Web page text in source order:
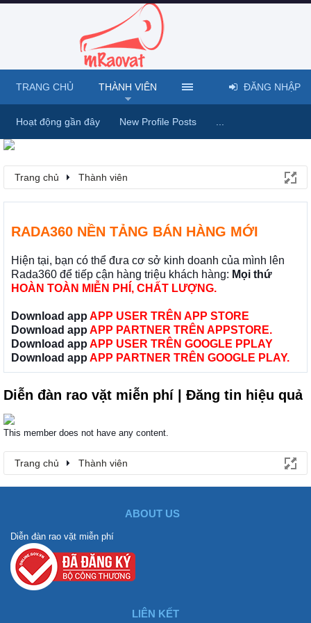
Trang chủ Thành viên
RADA360 NỀN TẢNG BÁN HÀNG MỚI
Hiện tại, bạn có thể đưa cơ sở kinh doanh của mình lên
Rada360 để tiếp cận hàng triệu khách hàng: Mọi thứ
HOÀN TOÀN MIỄN PHÍ, CHẤT LƯỢNG.
Download app APP USER TRÊN APP STORE
Download app APP PARTNER TRÊN APPSTORE.
Download app APP USER TRÊN GOOGLE PPLAY
Download app APP PARTNER TRÊN GOOGLE PLAY.
Diễn đàn rao vặt miễn phí | Đăng tin hiệu quả
This member does not have any content.
Trang chủ Thành viên
TRANG CHỦ THÀNH VIÊN
Hoạt động gần đây New Profile Posts
ĐĂNG NHẬP
ABOUT US
Diễn đàn rao vặt miễn phí
LIÊN KẾT